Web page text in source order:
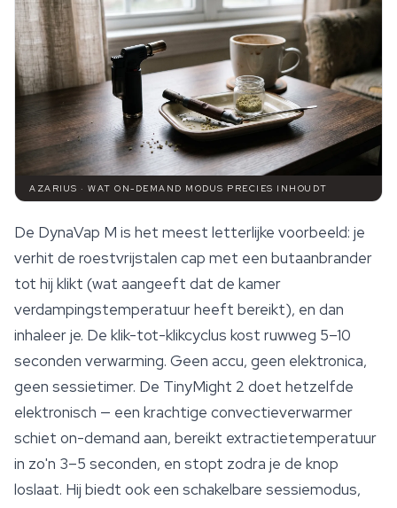
AZARIUS · WAT ON-DEMAND MODUS PRECIES INHOUDT
De DynaVap M is het meest letterlijke voorbeeld: je
verhit de roestvrijstalen cap met een butaanbrander
tot hij klikt (wat aangeeft dat de kamer
verdampingstemperatuur heeft bereikt), en dan
inhaleer je. De klik-tot-klikcyclus kost ruwweg 5–10
seconden verwarming. Geen accu, geen elektronica,
geen sessietimer. De TinyMight 2 doet hetzelfde
elektronisch — een krachtige convectieverwarmer
schiet on-demand aan, bereikt extractietemperatuur
in zo'n 3–5 seconden, en stopt zodra je de knop
loslaat. Hij biedt ook een schakelbare sessiemodus,